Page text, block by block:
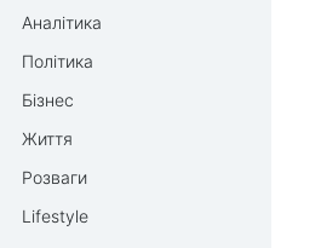
Аналітика
Політика
Бізнес
Життя
Розваги
Lifestyle